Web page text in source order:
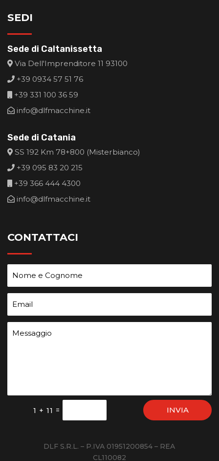
SEDI
Sede di Caltanissetta
Via Dell'Imprenditore 11 93100
+39 0934 57 51 76
+39 331 100 36 59
info@dlfmacchine.it
Sede di Catania
SS 192 Km 78+800 (Misterbianco)
+39 095 83 20 215
+39 366 444 4300
info@dlfmacchine.it
CONTATTACI
1 + 11 = INVIA
DLF S.R.L. – P.IVA 01951200854 – REA
CL110082